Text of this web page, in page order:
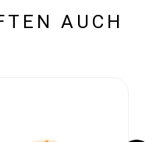
AUCH